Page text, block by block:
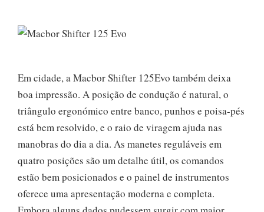
Em cidade, a Macbor Shifter 125Evo também deixa
boa impressão. A posição de condução é natural, o
triângulo ergonómico entre banco, punhos e poisa-pés
está bem resolvido, e o raio de viragem ajuda nas
manobras do dia a dia. As manetes reguláveis em
quatro posições são um detalhe útil, os comandos
estão bem posicionados e o painel de instrumentos
oferece uma apresentação moderna e completa.